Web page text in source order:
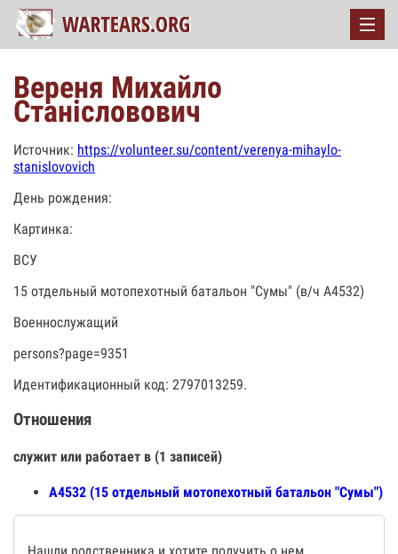
Вереня Михайло
Станісловович
Источник: https://volunteer.su/content/verenya-mihaylo-
stanislovovich
День рождения:
Картинка:
ВСУ
15 отдельный мотопехотный батальон "Сумы" (в/ч А4532)
Военнослужащий
persons?page=9351
Идентификационный код: 2797013259.
Отношения
служит или работает в (1 записей)
А4532 (15 отдельный мотопехотный батальон "Сумы")